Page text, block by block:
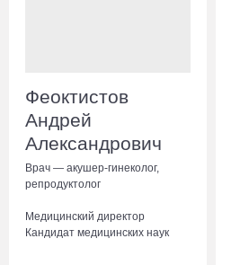
Феоктистов
Андрей
Александрович
Врач — акушер-гинеколог,
репродуктолог
Медицинский директор
Кандидат медицинских наук